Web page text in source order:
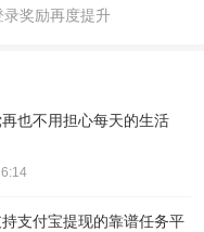
奖励再度提升
也不用担心每天的生活
支付宝提现的靠谱任务平